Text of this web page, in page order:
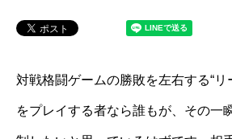
対戦格闘ゲームの勝敗を左右する“リ
をプレイする者なら誰もが、その一